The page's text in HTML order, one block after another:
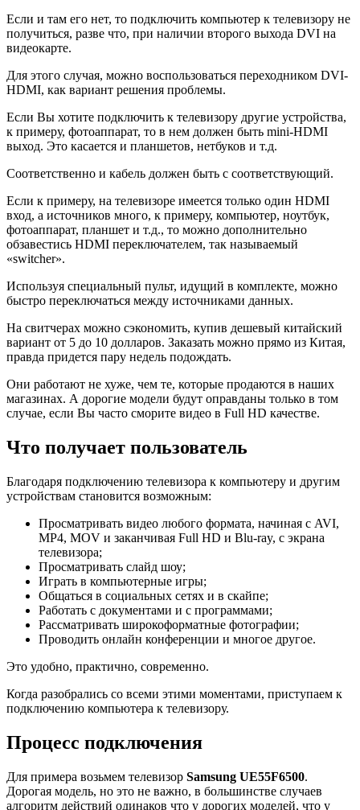
Если и там его нет, то подключить компьютер к телевизору не
получиться, разве что, при наличии второго выхода DVI на
видеокарте.
Для этого случая, можно воспользоваться переходником DVI-
HDMI, как вариант решения проблемы.
Если Вы хотите подключить к телевизору другие устройства,
к примеру, фотоаппарат, то в нем должен быть mini-HDMI
выход. Это касается и планшетов, нетбуков и т.д.
Соответственно и кабель должен быть с соответствующий.
Если к примеру, на телевизоре имеется только один HDMI
вход, а источников много, к примеру, компьютер, ноутбук,
фотоаппарат, планшет и т.д., то можно дополнительно
обзавестись HDMI переключателем, так называемый
«switcher».
Используя специальный пульт, идущий в комплекте, можно
быстро переключаться между источниками данных.
На свитчерах можно сэкономить, купив дешевый китайский
вариант от 5 до 10 долларов. Заказать можно прямо из Китая,
правда придется пару недель подождать.
Они работают не хуже, чем те, которые продаются в наших
магазинах. А дорогие модели будут оправданы только в том
случае, если Вы часто сморите видео в Full HD качестве.
Что получает пользователь
Благодаря подключению телевизора к компьютеру и другим
устройствам становится возможным:
Просматривать видео любого формата, начиная с AVI,
MP4, MOV и заканчивая Full HD и Blu-ray, с экрана
телевизора;
Просматривать слайд шоу;
Играть в компьютерные игры;
Общаться в социальных сетях и в скайпе;
Работать с документами и с программами;
Рассматривать широкоформатные фотографии;
Проводить онлайн конференции и многое другое.
Это удобно, практично, современно.
Когда разобрались со всеми этими моментами, приступаем к
подключению компьютера к телевизору.
Процесс подключения
Для примера возьмем телевизор Samsung UE55F6500.
Дорогая модель, но это не важно, в большинстве случаев
алгоритм действий одинаков что у дорогих моделей, что у